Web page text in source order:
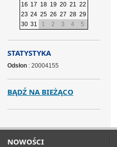
16 17 18 19 20 21 22
23 24 25 26 27 28 29
30 31 1 2 3 4 5
STATYSTYKA
Odsłon: 20004155
BĄDŹ NA BIEŻĄCO
NOWOŚCI